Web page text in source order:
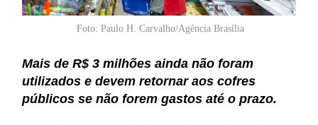
Foto: Paulo H. Carvalho/Agência Brasília
Mais de R$ 3 milhões ainda não foram
utilizados e devem retornar aos cofres
públicos se não forem gastos até o prazo.